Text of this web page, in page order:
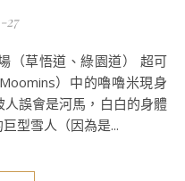
27
）中的嚕嚕米現身
誤會是河馬，白白的身體
型雪人（因為是...